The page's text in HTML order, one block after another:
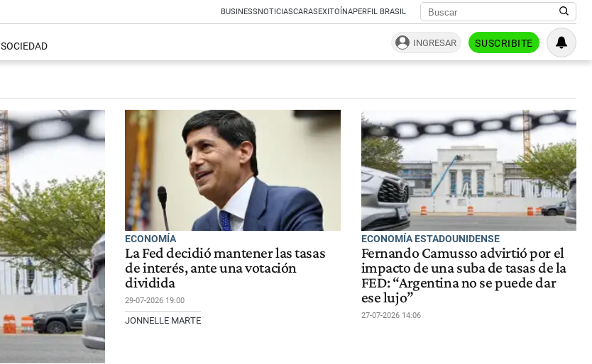
BUSINESSNOTICIASCARASEXITOÍNAPERFIL BRASIL
SOCIEDAD INGRESAR SUSCRIBITE
ECONOMÍA
La Fed decidió mantener las tasas
de interés, ante una votación
dividida
29-07-2026 19:00
JONNELLE MARTE
ECONOMÍA ESTADOUNIDENSE
Fernando Camusso advirtió por el
impacto de una suba de tasas de la
FED: “Argentina no se puede dar
ese lujo”
27-07-2026 14:06